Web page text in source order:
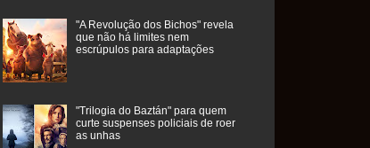
"A Revolução dos Bichos" revela
que não há limites nem
escrúpulos para adaptações
"Trilogia do Baztán" para quem
curte suspenses policiais de roer
as unhas